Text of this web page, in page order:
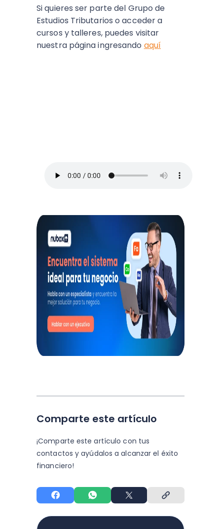
Si quieres ser parte del Grupo de
Estudios Tributarios o acceder a
cursos y talleres, puedes visitar
nuestra página ingresando aquí
Comparte este artículo
¡Comparte este artículo con tus
contactos y ayúdalos a alcanzar el éxito
financiero!